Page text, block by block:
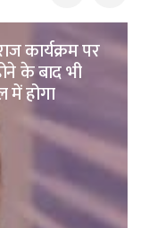
कार्यक्रम पर
के बाद भी
में होगा